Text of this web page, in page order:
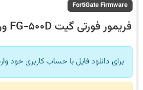
FortiGate Firmware
فریمور فورتی گیت FG-500D ورژن 6.2.6
برای دانلود فایل با حساب کاربری خود